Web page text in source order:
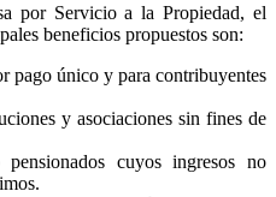
por Servicio a la Propiedad, el
beneficios propuestos son:
pago único y para contribuyentes
y asociaciones sin fines de
cuyos ingresos no